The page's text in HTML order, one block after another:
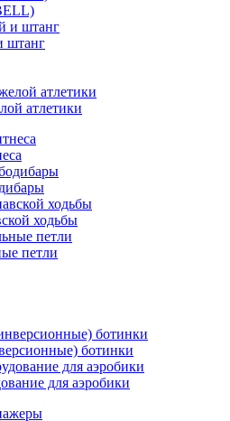
штанг
атлетики
ходьбы
петли
ботинки
для аэробики